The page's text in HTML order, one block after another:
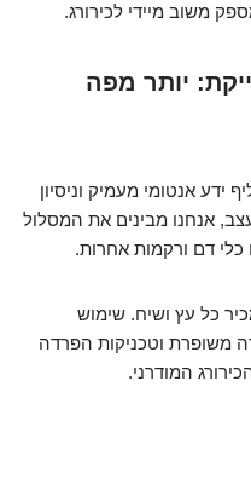
משוב מיידי לכירורג.
יותר מפה
ידע אנטומי מעמיק וניסיון
אנחנו מבינים את המסלול
כלי דם ורקמות אחרות.
כל עץ ושיח. שימוש
משופרת וטכניקות הפרדה
המודרני.